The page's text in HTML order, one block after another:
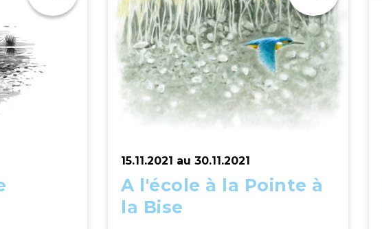
15.11.2021 au 30.11.2021
A l'école à la Pointe à
la Bise